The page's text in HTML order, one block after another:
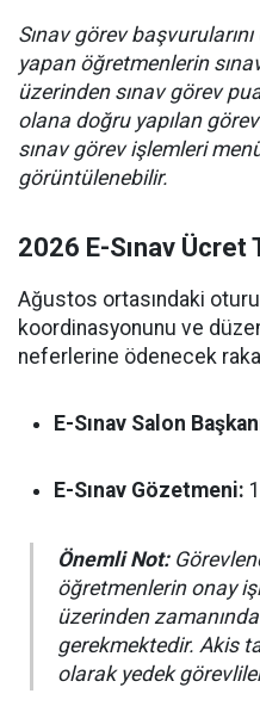
Sınav görev
yapan öğretmenlerin
üzerinden sınav görev
olana doğru yapılan
sınav görev işlemleri
görüntülenebilir.
2026 E-Sınav Ücret
Ağustos ortasındaki
koordinasyonunu ve
neferlerine ödenecek
E-Sınav Salon
E-Sınav Gözetmeni:
Önemli Not:
öğretmenlerin onay
üzerinden
gerekmektedir. Akis
olarak yedek